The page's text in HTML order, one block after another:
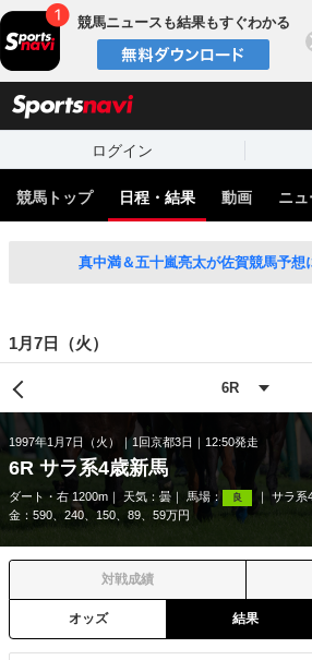
競馬ニュースも結果もすぐわかる
ログイン
競馬トップ 日程・結果 動画 ニュ
真中満＆五十嵐亮太が佐賀競馬予想
1月7日（火）
1997年1月7日（火） 1回京都3日 12:50発走
6R サラ系4歳新馬
ダート・右 1200m 天気： 曇 馬場： 良 サラ系
金：590、240、150、89、59万円
対戦成績
オッズ 結果